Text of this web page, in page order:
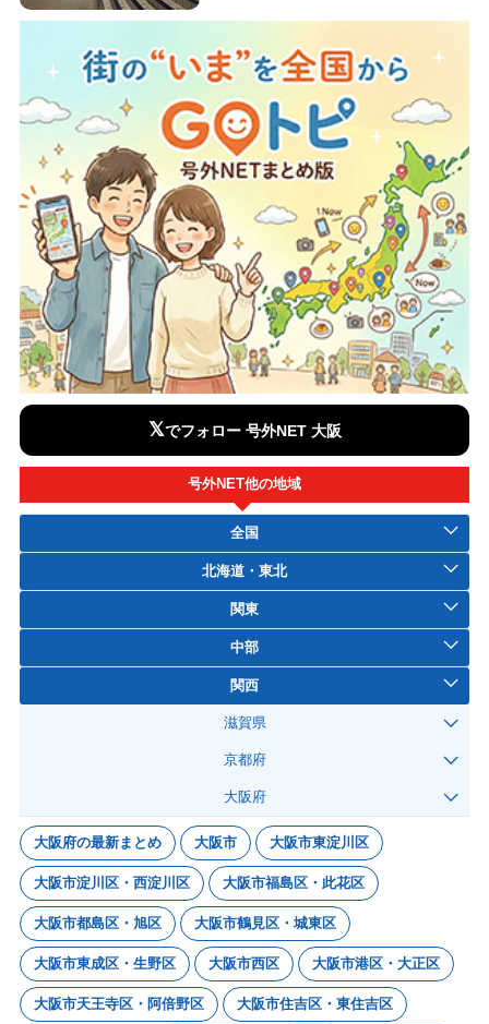
𝕏でフォロー 号外NET 大阪
号外NET他の地域
全国
北海道・東北
関東
中部
関西
滋賀県
京都府
大阪府
大阪府の最新まとめ 大阪市 大阪市東淀川区
大阪市淀川区・西淀川区 大阪市福島区・此花区
大阪市都島区・旭区 大阪市鶴見区・城東区
大阪市東成区・生野区 大阪市西区 大阪市港区・大正区
大阪市天王寺区・阿倍野区 大阪市住吉区・東住吉区